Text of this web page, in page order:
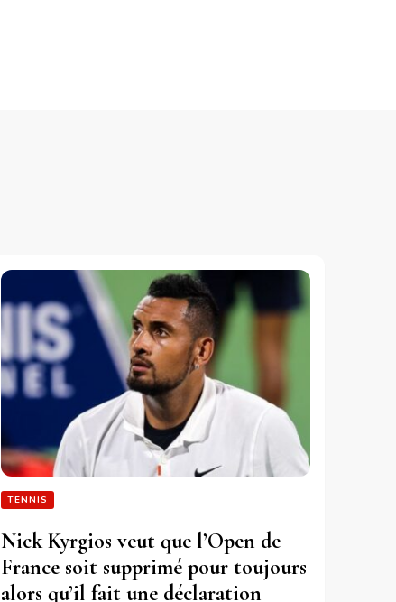
TENNIS
Nick Kyrgios veut que l’Open de
France soit supprimé pour toujours
alors qu’il fait une déclaration